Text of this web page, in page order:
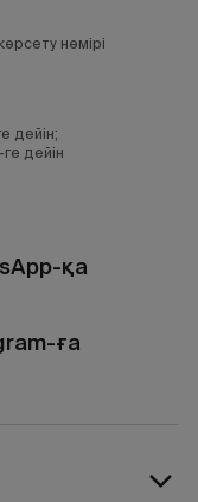
нөмірі
дейін;
дейін
қа
ға